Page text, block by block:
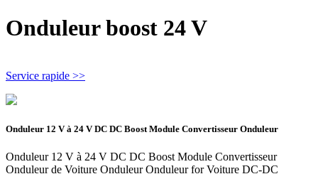
Onduleur boost 24 V
Service rapide >>
Onduleur 12 V à 24 V DC DC Boost Module Convertisseur Onduleur
Onduleur 12 V à 24 V DC DC Boost Module Convertisseur
Onduleur de Voiture Onduleur Onduleur for Voiture DC-DC